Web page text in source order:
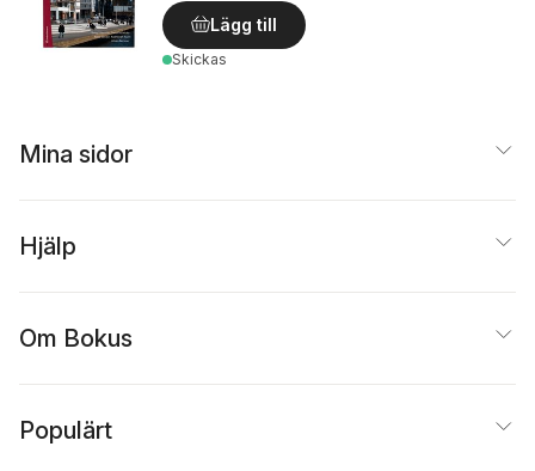
Lägg till
Skickas
Mina sidor
Hjälp
Om Bokus
Populärt